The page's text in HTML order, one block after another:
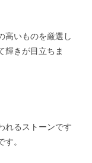
高いものを厳選し
輝きが目立ちま
れるストーンです
。